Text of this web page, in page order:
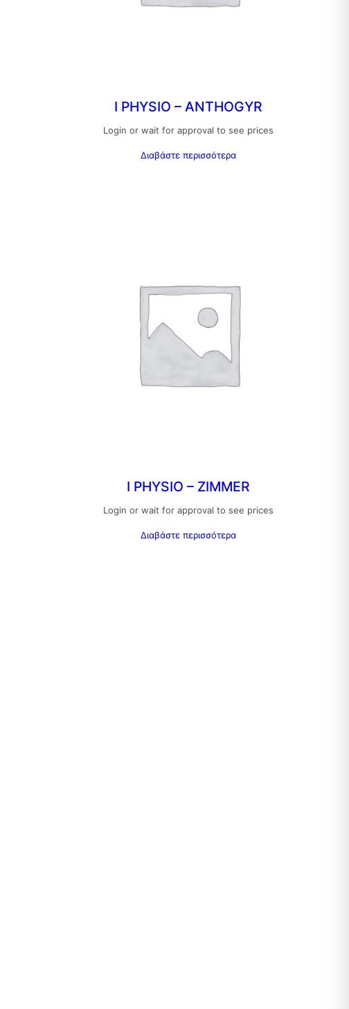
I PHYSIO – ANTHOGYR
Login or wait for approval to see prices
Διαβάστε περισσότερα
I PHYSIO – ZIMMER
Login or wait for approval to see prices
Διαβάστε περισσότερα